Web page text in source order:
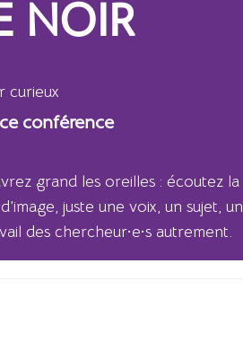
NOIR
curieux
conférence
grand les oreilles : écoutez la
juste une voix, un sujet, un
des chercheur·e·s autrement.